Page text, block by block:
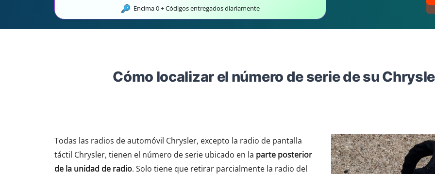
Encima0+ Códigos entregados diariamente
Cómo localizar el número de serie de su
Todas las radios de automóvil Chrysler, excepto la radio de pantalla
táctil Chrysler, tienen el número de serie ubicado en la parte posterior
de la unidad de radio. Solo tiene que retirar parcialmente la radio del